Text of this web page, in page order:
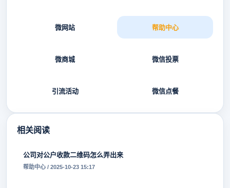
微网站 帮助中心
微商城 微信投票
引流活动 微信点餐
相关阅读
公司对公户收款二维码怎么弄出来
帮助中心 / 2025-10-23 15:17